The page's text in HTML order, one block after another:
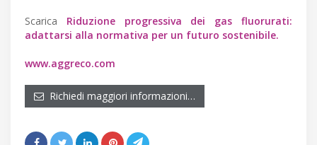
Scarica Riduzione progressiva dei gas fluorurati:
adattarsi alla normativa per un futuro sostenibile.
www.aggreco.com
Richiedi maggiori informazioni…